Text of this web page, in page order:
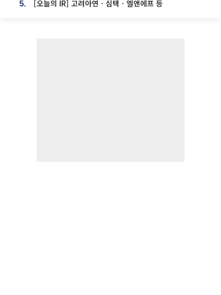
5. [오늘의 IR] 고려아연ㆍ심텍ㆍ엘앤에프 등